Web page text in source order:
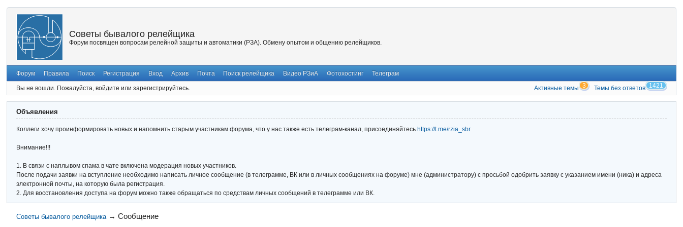
Советы бывалого релейщика
Форум посвящен вопросам релейной защиты и автоматики (РЗА). Обмену опытом и общению релейщиков.
Форум Правила Поиск Регистрация Вход Архив Почта Поиск релейщика Видео РЗиА Фотохостинг Телеграм
Вы не вошли. Пожалуйста, войдите или зарегистрируйтесь. Активные темы 3 Темы без ответов 1421
Объявления
Коллеги хочу проинформировать новых и напомнить старым участникам форума, что у нас также есть телеграм-канал, присоединяйтесь https://t.me/rzia_sbr
Внимание!!!
1. В связи с наплывом спама в чате включена модерация новых участников.
После подачи заявки на вступление необходимо написать личное сообщение (в телеграмме, ВК или в личных сообщениях на форуме) мне (администратору) с просьбой одобрить заявку с указанием имени (ника) и адреса
электронной почты, на которую была регистрация.
2. Для восстановления доступа на форум можно также обращаться по средствам личных сообщений в телеграмме или ВК.
Советы бывалого релейщика → Сообщение